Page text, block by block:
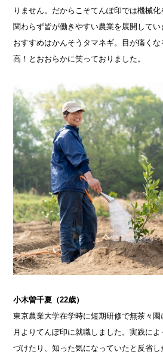
りません。だからこそてんぽ印では機械
関わらず皆が働きやすい農業を展開してい
おすすめはかんそうタマネギ。目が痛く
高！とおおらかに笑っておりました。
小木曽千夏（22歳）
東京農業大学在学時に短期研修で無茶々
月よりてんぽ印に就職しました。実践に
づけたり、知った気になっていたと反省